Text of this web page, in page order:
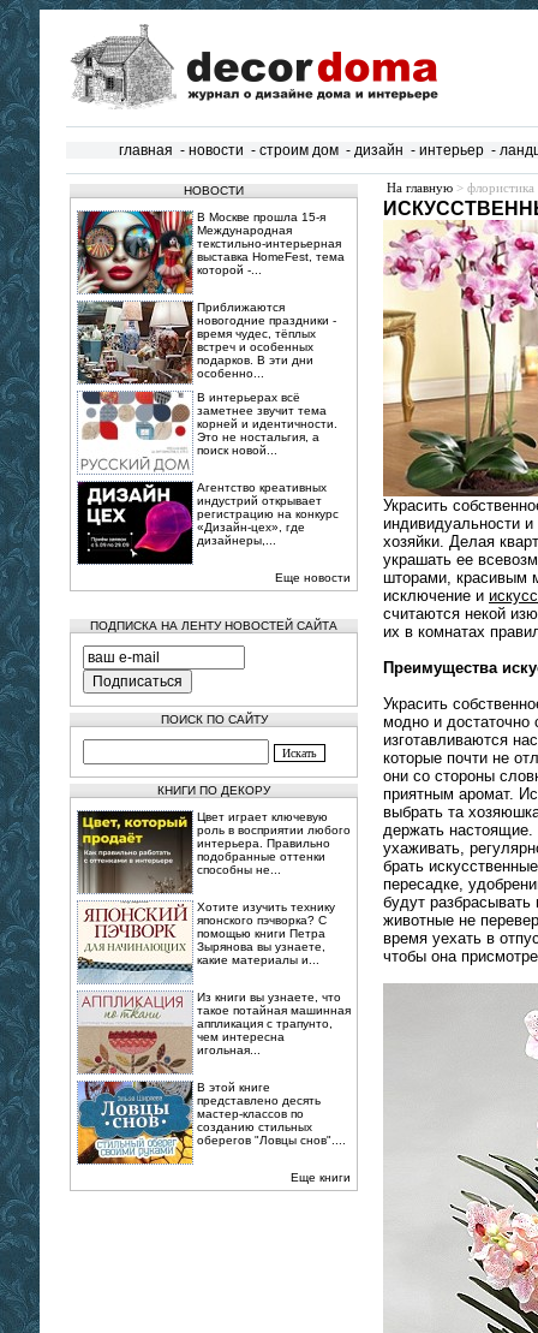
главная - новости - строим дом - дизайн - интерьер -
НОВОСТИ
В Москве прошла 15‑я
Международная
текстильно‑интерьерная
выставка HomeFest, тема
которой -...
Приближаются
новогодние праздники -
время чудес, тёплых
встреч и особенных
подарков. В эти дни
особенно...
В интерьерах всё
заметнее звучит тема
корней и идентичности.
Это не ностальгия, а
поиск новой...
Агентство креативных
индустрий открывает
регистрацию на конкурс
«Дизайн-цех», где
дизайнеры,...
Еще новости
ПОДПИСКА НА ЛЕНТУ НОВОСТЕЙ САЙТА
ПОИСК ПО САЙТУ
КНИГИ ПО ДЕКОРУ
Цвет играет ключевую
роль в восприятии любого
интерьера. Правильно
подобранные оттенки
способны не...
Хотите изучить технику
японского пэчворка? С
помощью книги Петра
Зырянова вы узнаете,
какие материалы и...
Из книги вы узнаете, что
такое потайная машинная
аппликация с трапунто,
чем интересна
игольная...
В этой книге
представлено десять
мастер-классов по
созданию стильных
оберегов "Ловцы снов"....
Еще книги
На главную > флористика
Украсить
индивидуальности
хозяйки. Делая
украшать ее
шторами, красивым
исключение и
считаются некой
их в комнатах
Преимущества
Украсить
модно и
изготавливаются
которые почти не
они со стороны
приятным аромат.
выбрать та
держать
ухаживать,
брать
пересадке,
будут
животные не
время уехать в
чтобы она